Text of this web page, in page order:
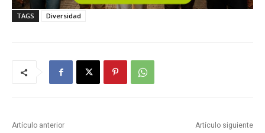
TAGS Diversidad
Artículo anterior Artículo siguiente